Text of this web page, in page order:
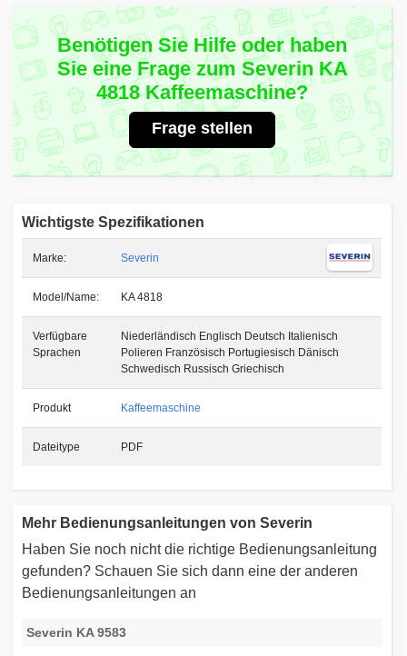
Benötigen Sie Hilfe oder haben
Sie eine Frage zum Severin KA
4818 Kaffeemaschine?
Frage stellen
Wichtigste Spezifikationen
Marke: Severin
Model/Name: KA 4818
Verfügbare
Sprachen
Niederländisch Englisch Deutsch Italienisch
Polieren Französisch Portugiesisch Dänisch
Schwedisch Russisch Griechisch
Produkt Kaffeemaschine
Dateitype PDF
Mehr Bedienungsanleitungen von Severin
Haben Sie noch nicht die richtige Bedienungsanleitung
gefunden? Schauen Sie sich dann eine der anderen
Bedienungsanleitungen an
Severin KA 9583